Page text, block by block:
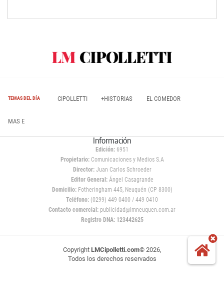
TEMAS DEL DÍA CIPOLLETTI +HISTORIAS EL COMEDOR
MAS E
Información
Edición: 6951
Propietario:Comunicaciones y Medios S.A
Director: Juan Carlos Schroeder
Editor General:Ángel Casagrande
Domicilio:Fotheringham 445, Neuquén (CP 8300)
Teléfono: (0299) 449 0400 / 449 0410
Contacto comercial: publicidad@lmneuquen.com.ar
Registro DNA: 123442625
Copyright LMCipolletti.com© 2026,
Todos los derechos reservados